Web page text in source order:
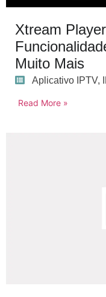
Xtream
Muito Mais
Aplicativo IPTV,
Read More »